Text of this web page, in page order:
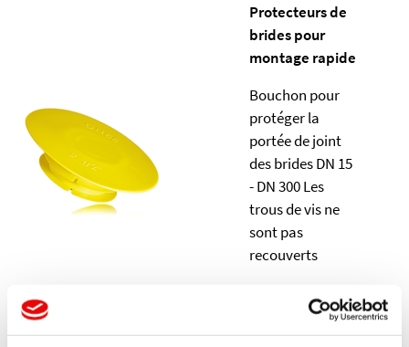
Protecteurs de
brides pour
montage rapide
Bouchon pour
protéger la
portée de joint
des brides DN 15
- DN 300 Les
trous de vis ne
sont pas
recouverts